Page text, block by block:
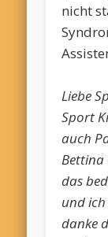
nicht
Liebe
Sport
auch
Bettina
das
und
danke